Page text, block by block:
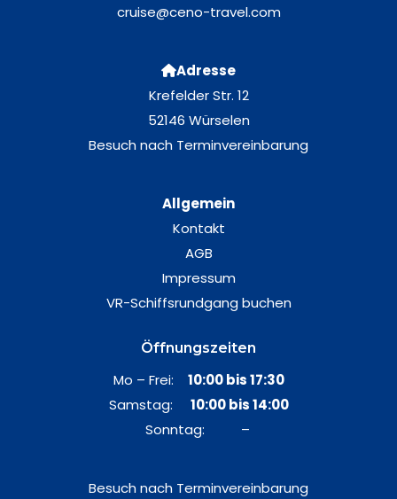
cruise@ceno-travel.com
Adresse
Krefelder Str. 12
52146 Würselen
Besuch nach Terminvereinbarung
Allgemein
Kontakt
AGB
Impressum
VR-Schiffsrundgang buchen
Öffnungszeiten
Mo – Frei: 10:00 bis 17:30
Samstag: 10:00 bis 14:00
Sonntag: –
Besuch nach Terminvereinbarung